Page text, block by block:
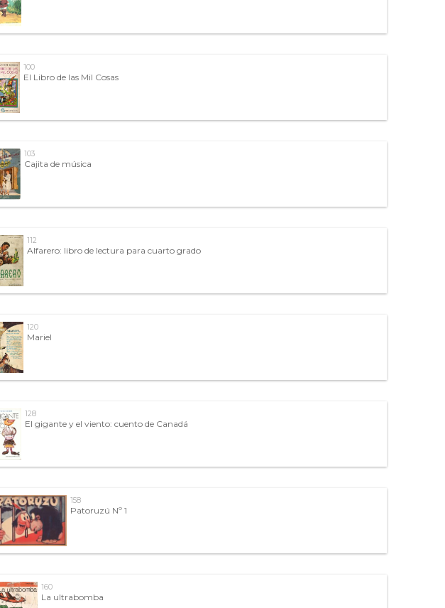
100
El Libro de las Mil Cosas
103
Cajita de música
112
Alfarero: libro de lectura para cuarto grado
120
Mariel
128
El gigante y el viento: cuento de Canadá
158
Patoruzú Nº 1
160
La ultrabomba